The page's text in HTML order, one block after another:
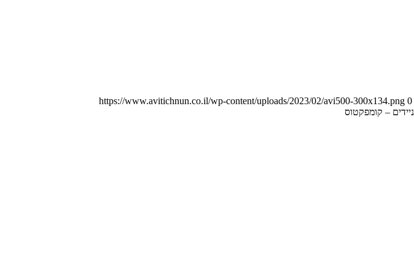
https://www.avitichnun.co.il/wp-content/uploads/2023/02/avi500-300x134.png 0
– קומפקטוס